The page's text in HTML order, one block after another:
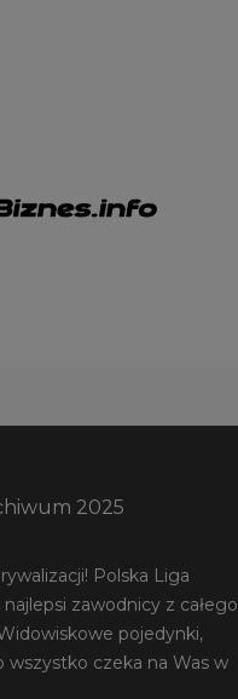
2025
Polska Liga
zawodnicy z całego
pojedynki,
czeka na Was w